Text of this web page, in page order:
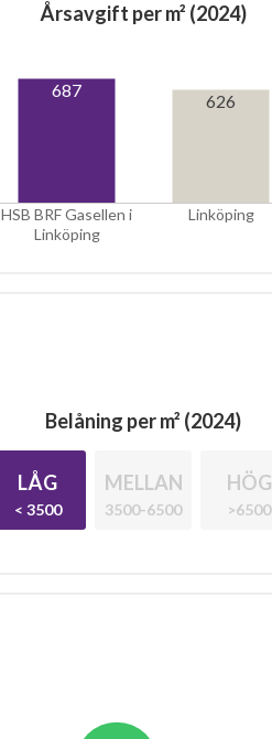
Årsavgift per m² (2024)
HSB BRF Gasellen i
Linköping
Linköping
687
626
Belåning per m² (2024)
LÅG
< 3500
MELLAN
3500-6500
HÖG
>6500